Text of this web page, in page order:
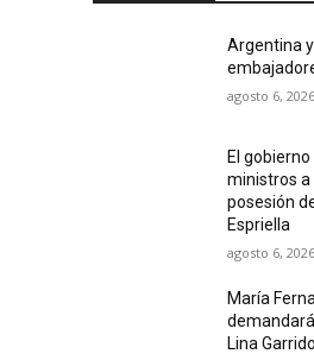
Argentina
agosto 6, 2026
El
ministros a
posesión
Espriella
agosto 6, 2026
María
Lina